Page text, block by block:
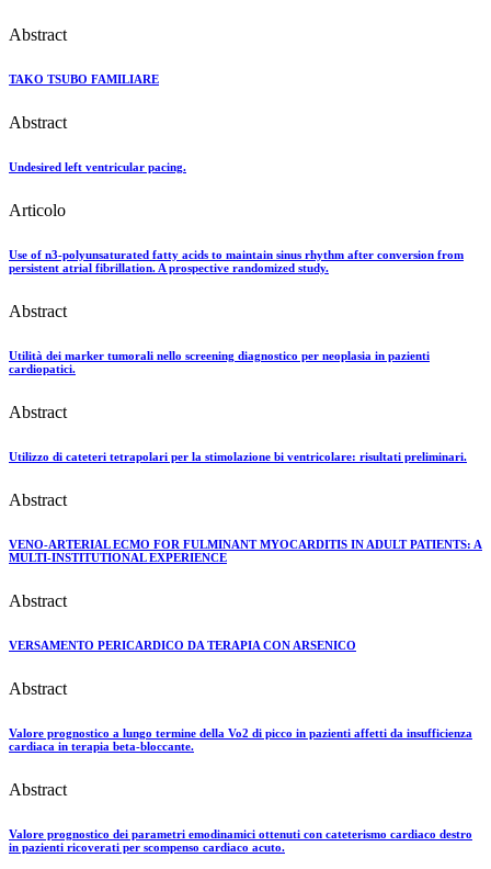
Abstract
TAKO TSUBO FAMILIARE
Abstract
Undesired left ventricular pacing.
Articolo
Use of n3-polyunsaturated fatty acids to maintain sinus rhythm after conversion from
persistent atrial fibrillation. A prospective randomized study.
Abstract
Utilità dei marker tumorali nello screening diagnostico per neoplasia in pazienti
cardiopatici.
Abstract
Utilizzo di cateteri tetrapolari per la stimolazione bi ventricolare: risultati preliminari.
Abstract
VENO-ARTERIAL ECMO FOR FULMINANT MYOCARDITIS IN ADULT PATIENTS: A
MULTI-INSTITUTIONAL EXPERIENCE
Abstract
VERSAMENTO PERICARDICO DA TERAPIA CON ARSENICO
Abstract
Valore prognostico a lungo termine della Vo2 di picco in pazienti affetti da insufficienza
cardiaca in terapia beta-bloccante.
Abstract
Valore prognostico dei parametri emodinamici ottenuti con cateterismo cardiaco destro
in pazienti ricoverati per scompenso cardiaco acuto.